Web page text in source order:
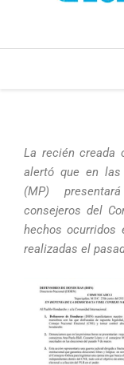
La recién creada
alertó que en
(MP)
consejeros del
hechos ocurridos
realizadas el